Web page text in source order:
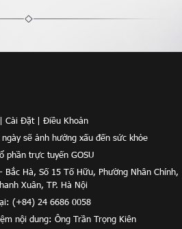
Cài Đặt| Điều Khoản
sẽ ảnh hưởng xấu đến sức khỏe
phần trực tuyến GOSU
Hà, Số 15 Tố Hữu, Phường Nhân Chính,
Xuân, TP. Hà Nội
(+84) 24 6686 0058
nội dung: Ông Trần Trọng Kiên